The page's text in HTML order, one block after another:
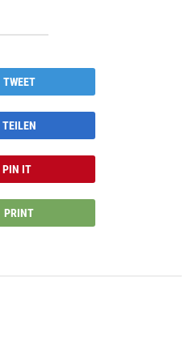
TWEET
TEILEN
PIN IT
PRINT